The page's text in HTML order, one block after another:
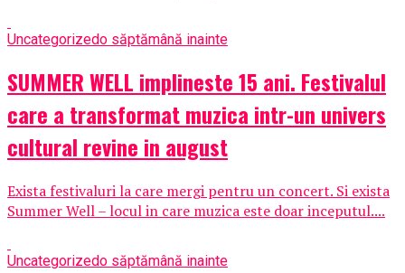
Uncategorizedo săptămână inainte
SUMMER WELL implineste 15 ani. Festivalul
care a transformat muzica intr-un univers
cultural revine in august
Exista festivaluri la care mergi pentru un concert. Si exista
Summer Well – locul in care muzica este doar inceputul....
Uncategorizedo săptămână inainte